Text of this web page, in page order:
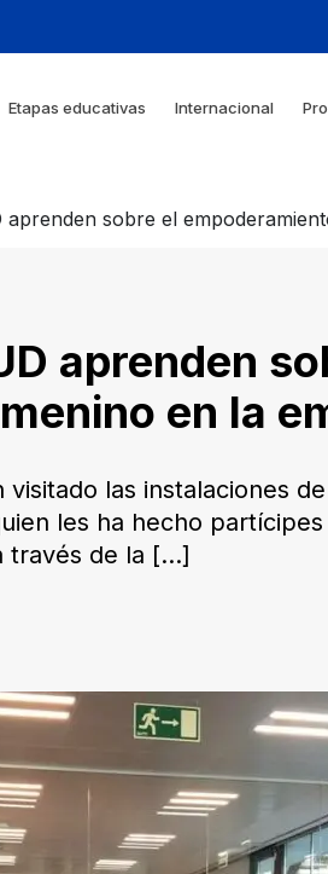
Etapas educativas Internacional
aprenden sobre el
aprenden
en la
las instalaciones
les ha hecho
través de la […]